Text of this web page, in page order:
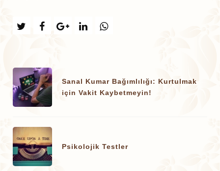
Sanal Kumar Bağımlılığı: Kurtulmak
için Vakit Kaybetmeyin!
Psikolojik Testler